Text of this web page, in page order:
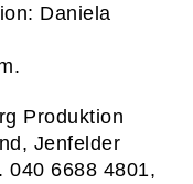
Daniela
Produktion
Jenfelder
040 6688 4801,
Hinweise zum